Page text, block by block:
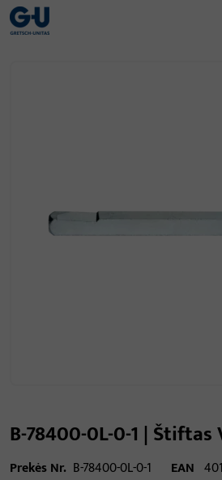
B-78400-0L-0-1 | Štiftas
Prekės Nr. B-78400-0L-0-1 EAN